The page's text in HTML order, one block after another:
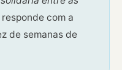
com a
de semanas de